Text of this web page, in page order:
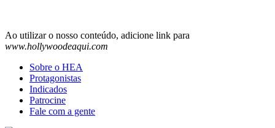
Ao utilizar o nosso conteúdo, adicione link para
www.hollywoodeaqui.com
Sobre o HEA
Protagonistas
Indicados
Patrocine
Fale com a gente